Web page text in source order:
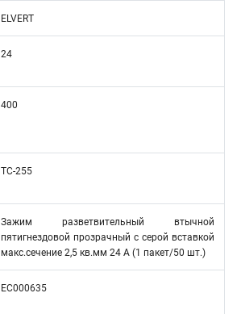
ELVERT
24
400
TC-255
Зажим разветвительный втычной
пятигнездовой прозрачный с серой вставкой
макс.сечение 2,5 кв.мм 24 А (1 пакет/50 шт.)
EC000635